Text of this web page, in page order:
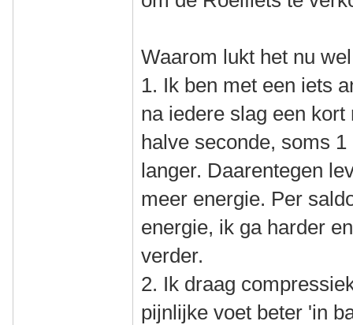
Waarom lukt het nu
1. Ik ben met een iets
na iedere slag een
halve seconde, soms
langer. Daarentegen
meer energie. Per
energie, ik ga harder
verder.
2. Ik draag
pijnlijke voet beter 'in